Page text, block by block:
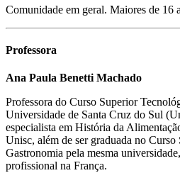
Comunidade em geral. Maiores de 16
Professora
Ana Paula Benetti Machado
Professora do Curso Superior
Universidade de Santa Cruz do Sul
especialista em História da
Unisc, além de ser graduada no
Gastronomia pela mesma
profissional na França.